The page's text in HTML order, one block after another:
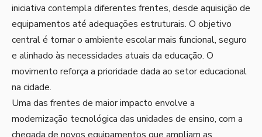
iniciativa contempla diferentes frentes, desde aquisição de
equipamentos até adequações estruturais. O objetivo
central é tornar o ambiente escolar mais funcional, seguro
e alinhado às necessidades atuais da educação. O
movimento reforça a prioridade dada ao setor educacional
na cidade.
Uma das frentes de maior impacto envolve a
modernização tecnológica das unidades de ensino, com a
chegada de novos equipamentos que ampliam as